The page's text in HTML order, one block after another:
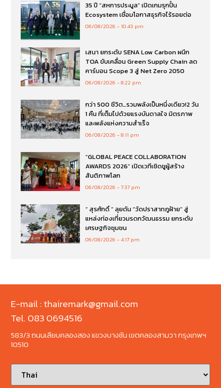
35 ปี “สหการประมูล” เปิดเกมรุกปั้น
Ecosystem เชื่อมโอกาสธุรกิจไร้รอยต่อ
06/08/2026 10:43 pm
เสนา ยกระดับ SENA Low Carbon ผนึก
TOA ขับเคลื่อน Green Supply Chain ลด
คาร์บอน Scope 3 สู่ Net Zero 2050
06/08/2026 8:22 pm
กว่า 500 ชีวิต…รวมพลังเป็นหนึ่งเดียว!2 วัน
1 คืน ที่เต็มไปด้วยแรงบันดาลใจ มิตรภาพ
และพลังแห่งความสำเร็จ
06/08/2026 8:11 pm
“GLOBAL PEACE COLLABORATION
AWARDS 2026” เปิดเวทีเชิดชูผู้สร้าง
สันติภาพโลก
06/08/2026 7:37 pm
“ สุรศักดิ์ ” ลุยดัน “วัดปราสาทภูฝ้าย” สู่
แหล่งท่องเที่ยวมรดกวัฒนธรรม ยกระดับ
เศรษฐกิจชุมชน
06/08/2026 4:17 pm
E-mail : thairemark@gmail.com
Tel. 083 0694516
583/3 ถนนเลียบคลองสอง แขวงบางชัน เขตคลองสามวา กรุงเทพฯ
10510